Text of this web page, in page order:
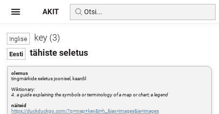
key (3)
tähiste seletus
olemus
tingmärkide seletus joonisel, kaardil
Wiktionary:
4. a guide explaining the symbols or terminology of a map or chart; a legend
näiteid
https://duckduckgo.com/?q=map+key&t=h_&iax=images&ia=images
AKIT